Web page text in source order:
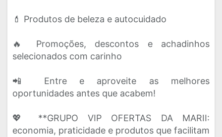
💄 Produtos de beleza e autocuidado
🔥 Promoções, descontos e achadinhos
selecionados com carinho
📲 Entre e aproveite as melhores
oportunidades antes que acabem!
💖 **GRUPO VIP OFERTAS DA MARII:
economia, praticidade e produtos que facilitam